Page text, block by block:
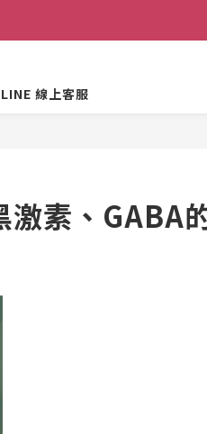
LINE 線上客服
素、GABA